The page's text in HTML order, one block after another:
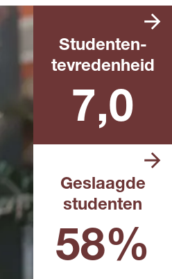
Studenten­
tevredenheid
7,0
Geslaagde
studenten
58%
afgelopen schooljaar